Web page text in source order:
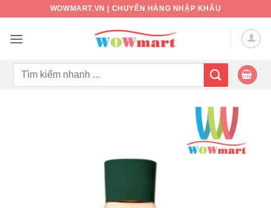
nội
WOWMART.VN | CHUYÊN HÀNG NHẬP KHẨU
Tìm